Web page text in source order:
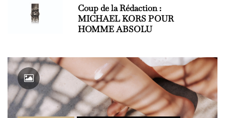
Coup de la Rédaction :
MICHAEL KORS POUR
HOMME ABSOLU